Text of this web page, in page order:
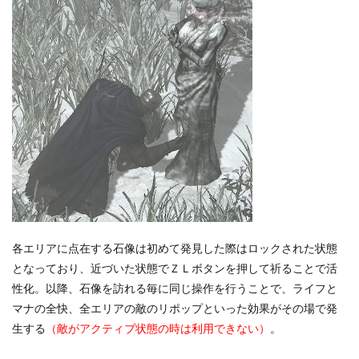
各エリアに点在する石像は初めて発見した際はロックされた状態
となっており、近づいた状態でＺＬボタンを押して祈ることで活
性化。以降、石像を訪れる毎に同じ操作を行うことで、ライフと
マナの全快、全エリアの敵のリポップといった効果がその場で発
生する （敵がアクティブ状態の時は利用できない） 。